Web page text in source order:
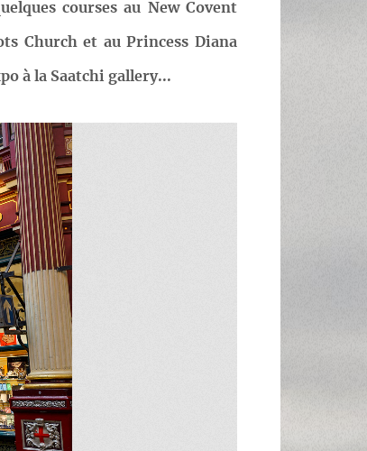
courses au New Covent
Church et au Princess Diana
à la Saatchi gallery...